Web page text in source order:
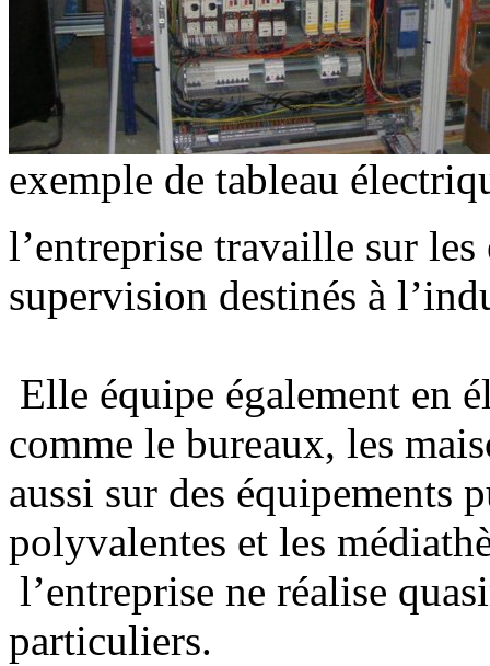
exemple de tableau
l’entreprise travaille sur les
supervision destinés à
Elle équipe également en
comme le bureaux, les
aussi sur des équipements
polyvalentes et les
l’entreprise ne réalise
particuliers.